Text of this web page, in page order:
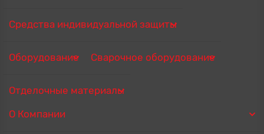
Средства индивидуальной защиты
Оборудование Сварочное оборудование
Отделочные материалы
О Компании